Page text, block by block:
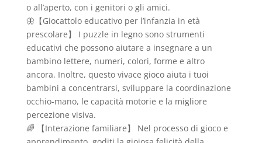
o all’aperto, con i genitori o gli amici.
🦋【Giocattolo educativo per l’infanzia in età
prescolare】 I puzzle in legno sono strumenti
educativi che possono aiutare a insegnare a un
bambino lettere, numeri, colori, forme e altro
ancora. Inoltre, questo vivace gioco aiuta i tuoi
bambini a concentrarsi, sviluppare la coordinazione
occhio-mano, le capacità motorie e la migliore
percezione visiva.
🌈 【Interazione familiare】 Nel processo di gioco e